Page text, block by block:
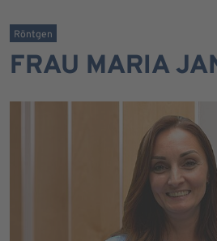
Röntgen
FRAU MARIA